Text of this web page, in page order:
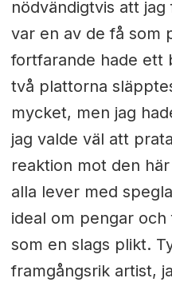
nödvändigtvis att
var en av de få som
fortfarande hade ett
två plattorna
mycket, men jag
jag valde väl att
reaktion mot den
alla lever med
ideal om pengar
som en slags plikt.
framgångsrik artist,